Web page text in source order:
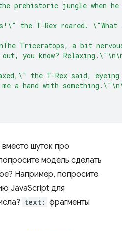
prehistoric jungle when
the T-Rex roared. \"What
Triceratops, a bit
you know?
the T-Rex said,
me a hand with
шуток про
модель сделать
Например, попросите
JavaScript для
text: фрагменты